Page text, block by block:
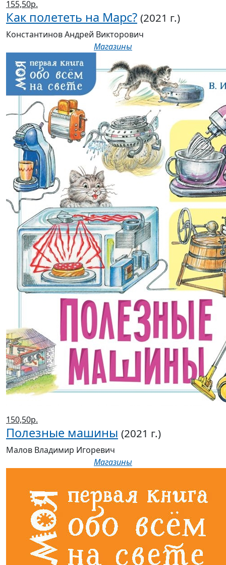
155,50р.
Как полететь на Марс? (2021 г.)
Константинов Андрей Викторович
Магазины
150,50р.
Полезные машины (2021 г.)
Малов Владимир Игоревич
Магазины